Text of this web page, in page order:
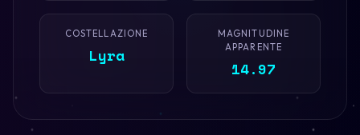
COSTELLAZIONE
Lyra
MAGNITUDINE
APPARENTE
14.97